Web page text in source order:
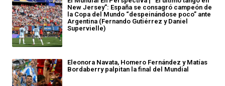
New Jersey”: España se consagró campeón de
la Copa del Mundo “despeinándose poco” ante
Argentina (Fernando Gutiérrez y Daniel
Supervielle)
Eleonora Navata, Homero Fernández y Matías
Bordaberry palpitan la final del Mundial